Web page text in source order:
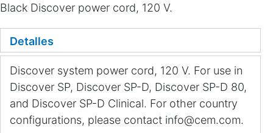
Black Discover power cord, 120 V.
Detalles
Discover system power cord, 120 V. For use in
Discover SP, Discover SP-D, Discover SP-D 80,
and Discover SP-D Clinical. For other country
configurations, please contact info@cem.com.